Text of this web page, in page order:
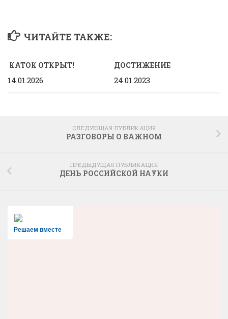
ЧИТАЙТЕ ТАКЖЕ:
КАТОК ОТКРЫТ!
14.01.2026
ДОСТИЖЕНИЕ
24.01.2023
СЛЕДУЮЩАЯ ПУБЛИКАЦИЯ
РАЗГОВОРЫ О ВАЖНОМ
ПРЕДЫДУЩАЯ ПУБЛИКАЦИЯ
ДЕНЬ РОССИЙСКОЙ НАУКИ
Решаем вместе